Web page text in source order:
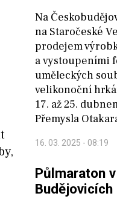
Na
na Staročeské
prodejem
a vystoupeními
uměleckých
velikonoční
17. až 25.
Přemysla
16. 03. 2025 - 08:19
Půlmaraton
Budějovicích